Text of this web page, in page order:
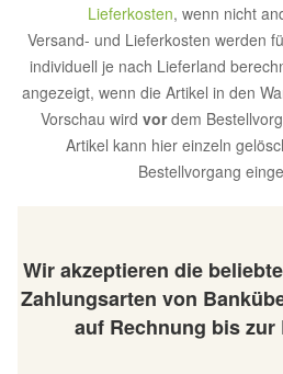
Lieferkosten, wenn nicht
Versand- und Lieferkosten werden
individuell je nach Lieferland
angezeigt, wenn die Artikel in den
Vorschau wird vordem
Artikel kann hier einzeln
Bestellvorgang
Wir akzeptieren die
Zahlungsarten von
auf Rechnung bis zur